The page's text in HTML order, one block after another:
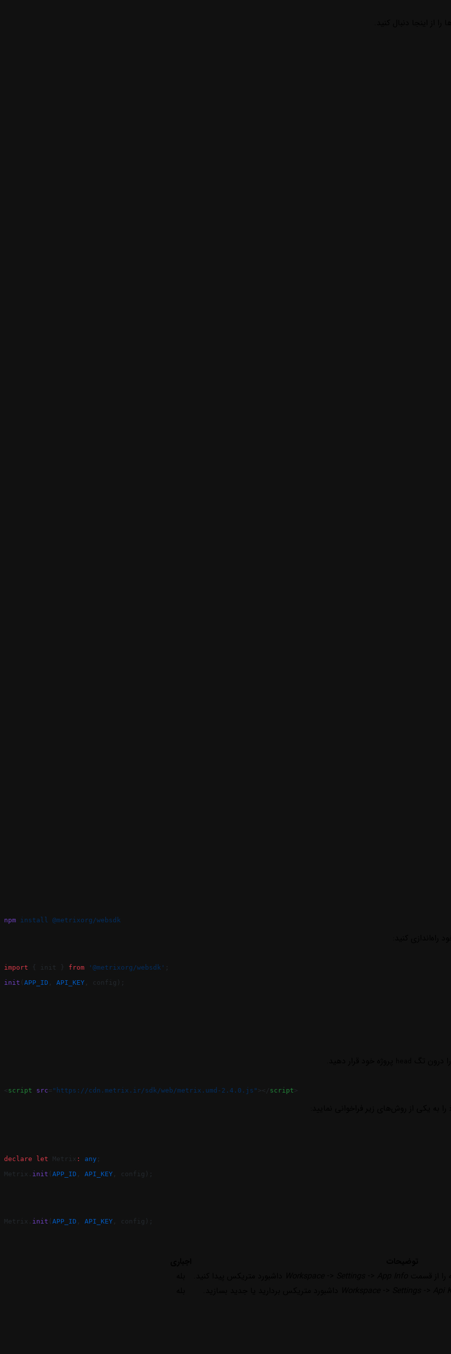
npm install @metrixorg/websdk
import { init } from '@metrixorg/websdk' ;
init ( APP_ID , API_KEY , config);
< script src= "https://cdn.metrix.ir/sdk/web/metrix.umd-2.4.0.js" ></ script >
declare let Metrix : any ;
Metrix. init ( APP_ID API_KEY , config);
Metrix. init ( APP_ID , API_KEY , config);